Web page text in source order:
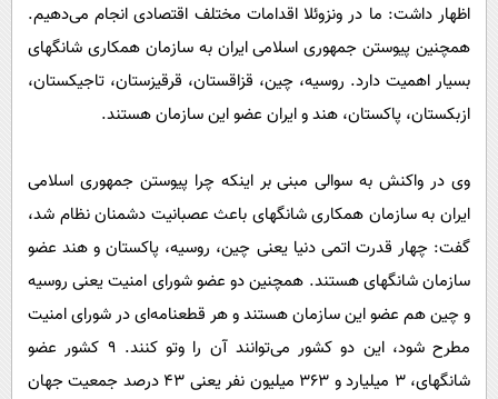
اظهار داشت: ما در ونزوئلا اقدامات مختلف اقتصادی انجام می‌دهیم.
همچنین پیوستن جمهوری اسلامی ایران به سازمان همکاری شانگهای
بسیار اهمیت دارد. روسیه، چین، قزاقستان، قرقیزستان، تاجیکستان،
ازبکستان، پاکستان، هند و ایران عضو این سازمان هستند.
وی در واکنش به سوالی مبنی بر اینکه چرا پیوستن جمهوری اسلامی
ایران به سازمان همکاری شانگهای باعث عصبانیت دشمنان نظام شد،
گفت: چهار قدرت اتمی دنیا یعنی چین، روسیه، پاکستان و هند عضو
سازمان شانگهای هستند. همچنین دو عضو شورای امنیت یعنی روسیه
و چین هم عضو این سازمان هستند و هر قطعنامه‌ای در شورای امنیت
مطرح شود، این دو کشور می‌توانند آن را وتو کنند. ۹ کشور عضو
شانگهای، ۳ میلیارد و ۳۶۳ میلیون نفر یعنی ۴۳ درصد جمعیت جهان